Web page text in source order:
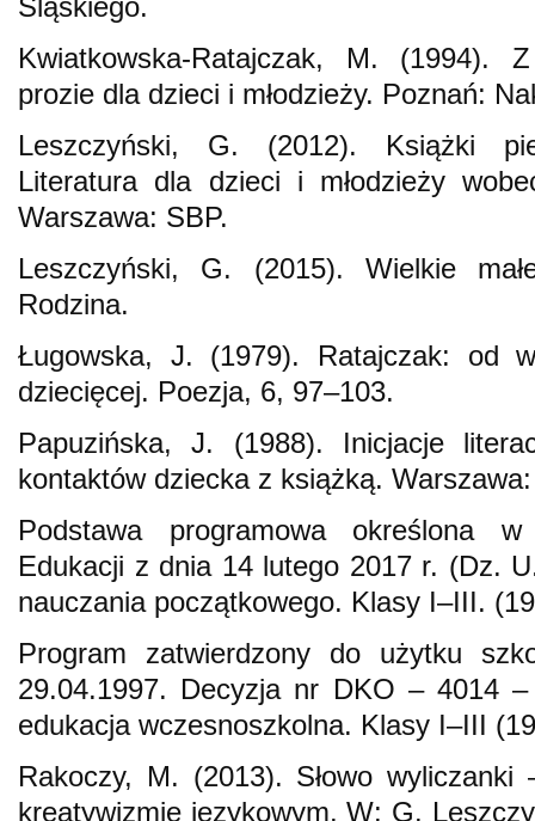
Śląskiego.
Kwiatkowska-Ratajczak, M. (1994).
prozie dla dzieci i młodzieży. Poznań:
Leszczyński, G. (2012). Książki
Literatura dla dzieci i młodzieży
Warszawa: SBP.
Leszczyński, G. (2015). Wielkie
Rodzina.
Ługowska, J. (1979). Ratajczak: od
dziecięcej. Poezja, 6, 97–103.
Papuzińska, J. (1988). Inicjacje
kontaktów dziecka z książką.
Podstawa programowa określona
Edukacji z dnia 14 lutego 2017 r. (Dz.
nauczania początkowego. Klasy I–III.
Program zatwierdzony do użytku
29.04.1997. Decyzja nr DKO – 4014
edukacja wczesnoszkolna. Klasy I–III
Rakoczy, M. (2013). Słowo
kreatywizmie językowym. W: G.